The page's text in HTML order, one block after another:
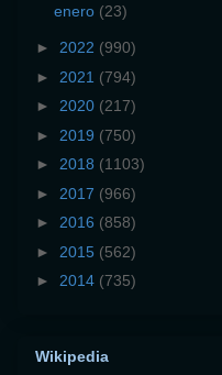
enero (23)
► 2022 (990)
► 2021 (794)
► 2020 (217)
► 2019 (750)
► 2018 (1103)
► 2017 (966)
► 2016 (858)
► 2015 (562)
► 2014 (735)
Wikipedia